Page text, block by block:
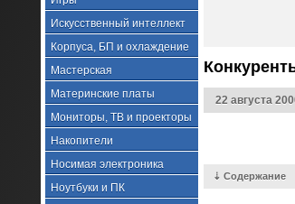
Искусственный интеллект
Корпуса, БП и охлаждение
Мастерская
Материнские платы
Мониторы, ТВ и проекторы
Накопители
Носимая электроника
Ноутбуки и ПК
22 августа
⇣ Содержание